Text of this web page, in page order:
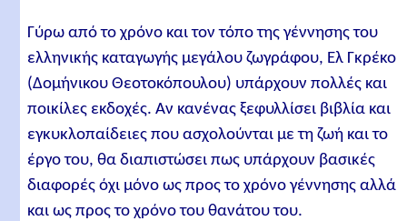
Γύρω από το χρόνο και τον τόπο της γέννησης του
ελληνικής καταγωγής μεγάλου ζωγράφου, Ελ Γκρέκο
(Δομήνικου Θεοτοκόπουλου) υπάρχουν πολλές και
ποικίλες εκδοχές. Αν κανένας ξεφυλλίσει βιβλία και
εγκυκλοπαίδειες που ασχολούνται με τη ζωή και το
έργο του, θα διαπιστώσει πως υπάρχουν βασικές
διαφορές όχι μόνο ως προς το χρόνο γέννησης αλλά
και ως προς το χρόνο του θανάτου του.